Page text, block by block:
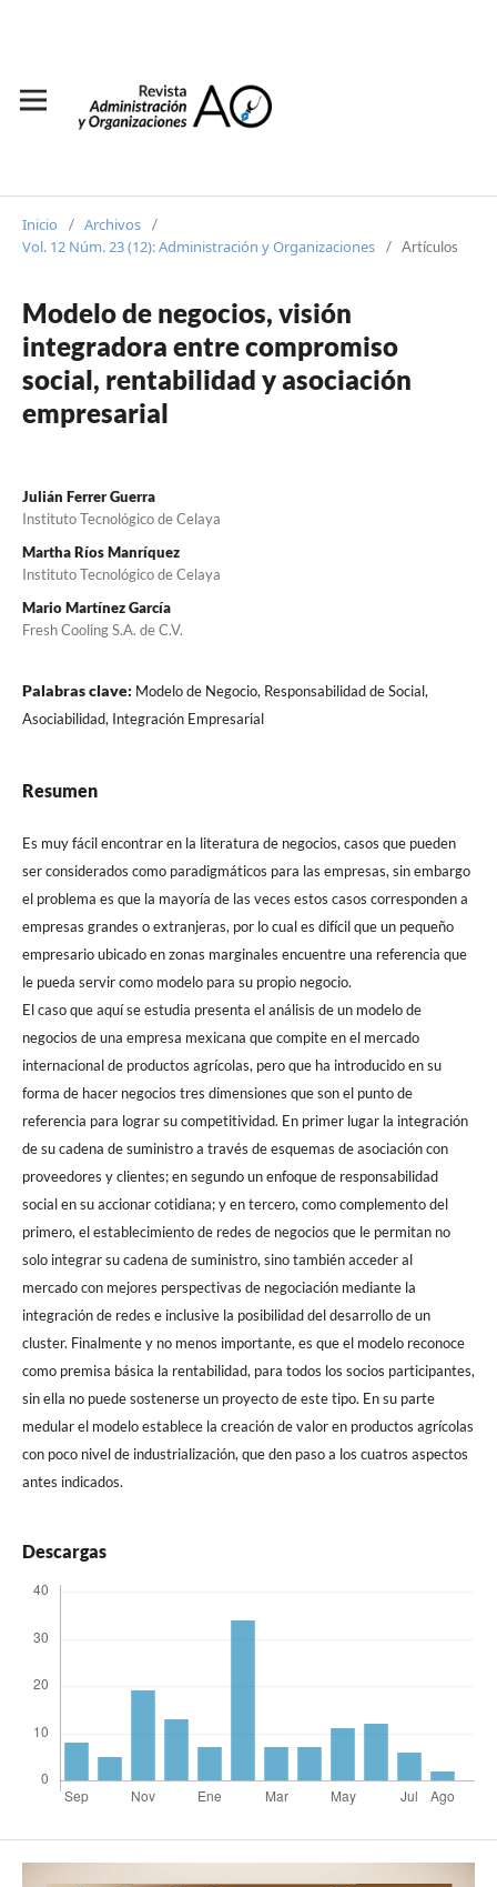
Inicio / Archivos /
Vol. 12 Núm. 23 (12): Administración y Organizaciones / Artículos
Modelo de negocios, visión
integradora entre compromiso
social, rentabilidad y asociación
empresarial
Julián Ferrer Guerra
Instituto Tecnológico de Celaya
Martha Ríos Manríquez
Instituto Tecnológico de Celaya
Mario Martínez García
Fresh Cooling S.A. de C.V.
Palabras clave: Modelo de Negocio, Responsabilidad de Social,
Asociabilidad, Integración Empresarial
Resumen
Es muy fácil encontrar en la literatura de negocios, casos que pueden
ser considerados como paradigmáticos para las empresas, sin embargo
el problema es que la mayoría de las veces estos casos corresponden a
empresas grandes o extranjeras, por lo cual es difícil que un pequeño
empresario ubicado en zonas marginales encuentre una referencia que
le pueda servir como modelo para su propio negocio.
El caso que aquí se estudia presenta el análisis de un modelo de
negocios de una empresa mexicana que compite en el mercado
internacional de productos agrícolas, pero que ha introducido en su
forma de hacer negocios tres dimensiones que son el punto de
referencia para lograr su competitividad. En primer lugar la integración
de su cadena de suministro a través de esquemas de asociación con
proveedores y clientes; en segundo un enfoque de responsabilidad
social en su accionar cotidiana; y en tercero, como complemento del
primero, el establecimiento de redes de negocios que le permitan no
solo integrar su cadena de suministro, sino también acceder al
mercado con mejores perspectivas de negociación mediante la
integración de redes e inclusive la posibilidad del desarrollo de un
cluster. Finalmente y no menos importante, es que el modelo reconoce
como premisa básica la rentabilidad, para todos los socios participantes,
sin ella no puede sostenerse un proyecto de este tipo. En su parte
medular el modelo establece la creación de valor en productos agrícolas
con poco nivel de industrialización, que den paso a los cuatros aspectos
antes indicados.
Descargas